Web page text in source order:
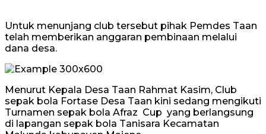
Untuk menunjang club tersebut pihak Pemdes Taan
telah memberikan anggaran pembinaan melalui
dana desa.
Menurut Kepala Desa Taan Rahmat Kasim, Club
sepak bola Fortase Desa Taan kini sedang mengikuti
Turnamen sepak bola Afraz Cup yang berlangsung
di lapangan sepak bola Tanisara Kecamatan